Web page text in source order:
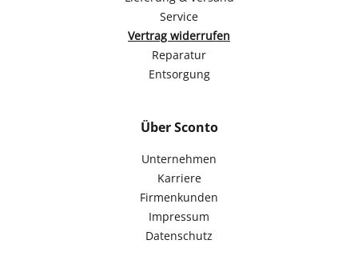
Service
Vertrag widerrufen
Reparatur
Entsorgung
Über Sconto
Unternehmen
Karriere
Firmenkunden
Impressum
Datenschutz